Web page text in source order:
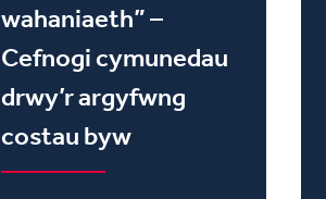
wahaniaeth” –
Cefnogi cymunedau
drwy’r argyfwng
costau byw